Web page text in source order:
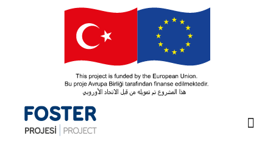
content